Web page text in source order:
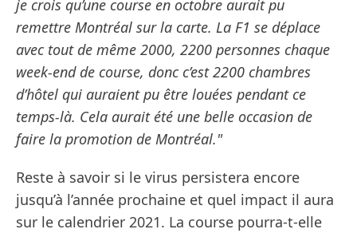
je crois qu’une course en octobre aurait pu
remettre Montréal sur la carte. La F1 se déplace
avec tout de même 2000, 2200 personnes chaque
week-end de course, donc c’est 2200 chambres
d’hôtel qui auraient pu être louées pendant ce
temps-là. Cela aurait été une belle occasion de
faire la promotion de Montréal."
Reste à savoir si le virus persistera encore
jusqu’à l’année prochaine et quel impact il aura
sur le calendrier 2021. La course pourra-t-elle